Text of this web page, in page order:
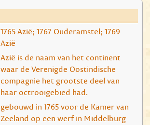
1765 Azië; 1767 Ouderamstel; 1769
Azië
Azië is de naam van het continent
waar de Verenigde Oostindische
compagnie het grootste deel van
haar octrooigebied had.
gebouwd in 1765 voor de Kamer van
Zeeland op een werf in Middelburg